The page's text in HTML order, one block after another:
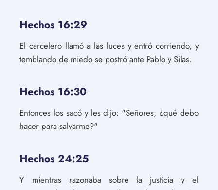
Hechos 16:29
El carcelero llamó a las luces y entró corriendo, y
temblando de miedo se postró ante Pablo y Silas.
Hechos 16:30
Entonces los sacó y les dijo: "Señores, ¿qué debo
hacer para salvarme?"
Hechos 24:25
Y mientras razonaba sobre la justicia y el